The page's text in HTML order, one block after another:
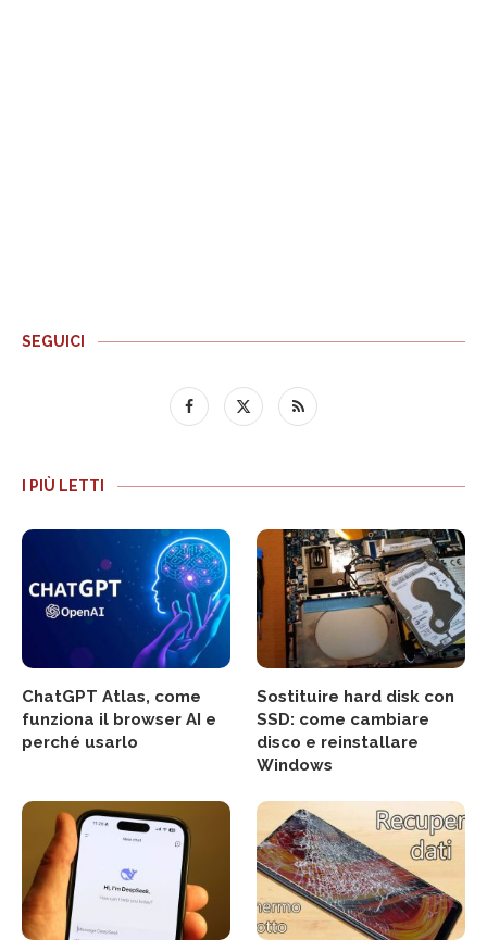
SEGUICI
I PIÙ LETTI
ChatGPT Atlas, come
funziona il browser AI e
perché usarlo
Sostituire hard disk con
SSD: come cambiare
disco e reinstallare
Windows